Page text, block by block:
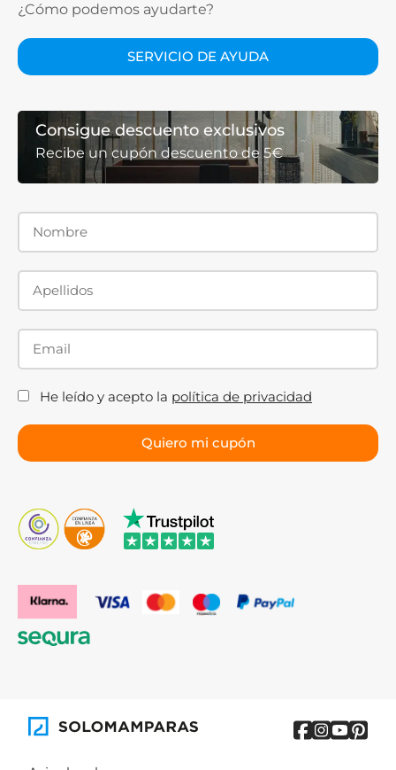
¿Cómo podemos ayudarte?
SERVICIO DE AYUDA
Consigue descuento exclusivos
Recibe un cupón descuento de 5€
He leído y acepto la política de privacidad